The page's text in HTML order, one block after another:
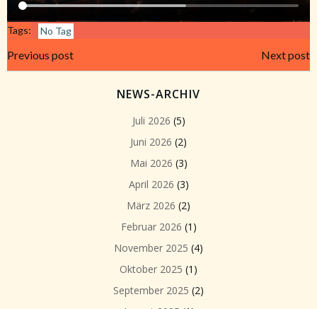
Tags: No Tag
Beitragsnavigation
Previous post Next post
NEWS-ARCHIV
Juli 2026 (5)
Juni 2026 (2)
Mai 2026 (3)
April 2026 (3)
März 2026 (2)
Februar 2026 (1)
November 2025 (4)
Oktober 2025 (1)
September 2025 (2)